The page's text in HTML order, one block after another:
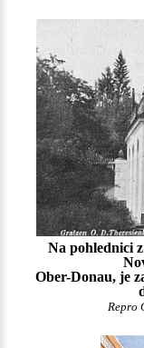
Na pohlednici
Ober-Donau, je
Repro